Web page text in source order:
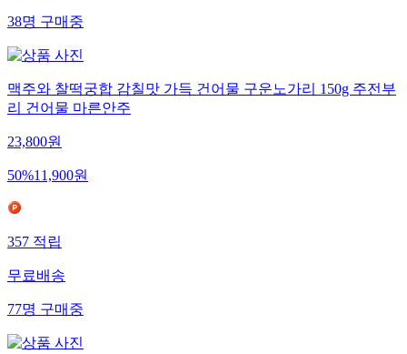
38명 구매중
맥주와 찰떡궁합 감칠맛 가득 건어물 구운노가리 150g 주전부
리 건어물 마른안주
23,800원
50%11,900원
357 적립
무료배송
77명 구매중